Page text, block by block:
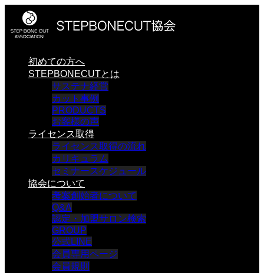
初めての方へ
STEPBONECUTとは
サステナ経営
カット事例
PRODUCTS
お客様の声
ライセンス取得
ライセンス取得の流れ
カリキュラム
セミナースケジュール
協会について
考案創始者について
Q&A
認定・加盟サロン検索
GROUP
公式LINE
会員専用ページ
会員規則